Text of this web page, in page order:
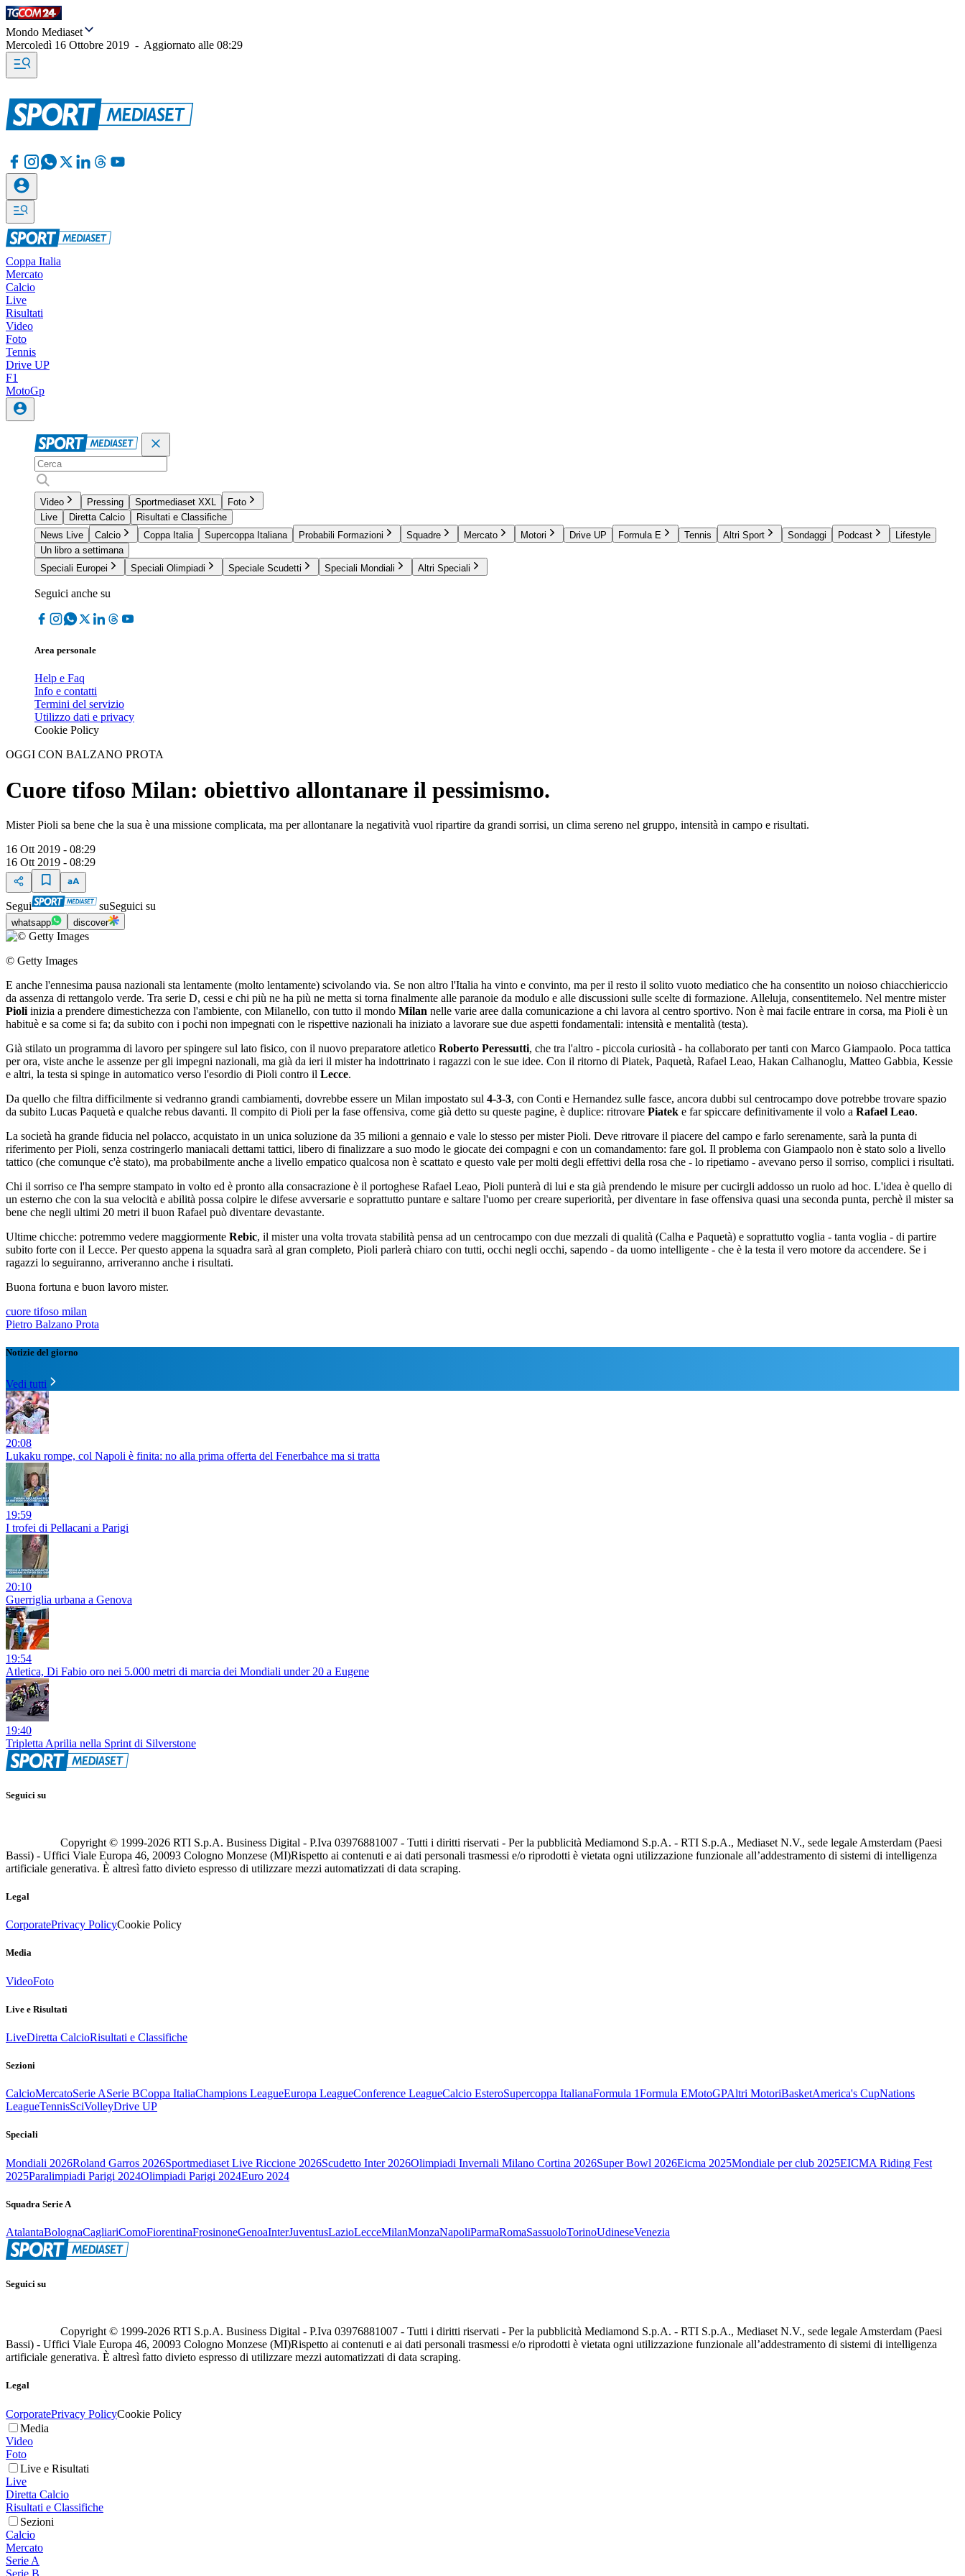
Mondo Mediaset
Mercoledì 16 Ottobre 2019 - Aggiornato alle 08:29
Coppa Italia
Mercato
Calcio
Live
Risultati
Video
Foto
Tennis
Drive UP
F1
MotoGp
Video Pressing Sportmediaset XXL
Foto
Live
Diretta Calcio
Risultati e Classifiche
News Live
Calcio Coppa Italia Supercoppa Italiana Probabili Formazioni Squadre Mercato Motori Drive UP Formula E Tennis Altri Sport Sondaggi Podcast
Lifestyle
Un libro a settimana
Speciali Europei
Speciali Olimpiadi Speciale Scudetti Speciali Mondiali Altri Speciali
Seguici anche su
Area personale
Help e Faq
Info e contatti
Termini del servizio
Utilizzo dati e privacy
Cookie Policy
OGGI CON BALZANO PROTA
Cuore tifoso Milan: obiettivo allontanare il pessimismo.
Mister Pioli sa bene che la sua è una missione complicata, ma per allontanare la negatività vuol ripartire da grandi sorrisi, un clima sereno nel gruppo, intensità in campo e risultati.
16 Ott 2019 - 08:29
16 Ott 2019 - 08:29
Segui suSeguici su
whatsapp discover
© Getty Images
E anche l'ennesima pausa nazionali sta lentamente (molto lentamente) scivolando via. Se non altro l'Italia ha vinto e convinto, ma per il resto il solito vuoto mediatico che ha consentito un noioso chiacchiericcio
da assenza di rettangolo verde. Tra serie D, cessi e chi più ne ha più ne metta si torna finalmente alle paranoie da modulo e alle discussioni sulle scelte di formazione. Alleluja, consentitemelo. Nel mentre mister
Pioli inizia a prendere dimestichezza con l'ambiente, con Milanello, con tutto il mondo Milan nelle varie aree dalla comunicazione a chi lavora al centro sportivo. Non è mai facile entrare in corsa, ma Pioli è un
habituè e sa come si fa; da subito con i pochi non impegnati con le rispettive nazionali ha iniziato a lavorare sue due aspetti fondamentali: intensità e mentalità (testa).
Già stilato un programma di lavoro per spingere sul lato fisico, con il nuovo preparatore atletico Roberto Peressutti, che tra l'altro - piccola curiosità - ha collaborato per tanti con Marco Giampaolo. Poca tattica
per ora, viste anche le assenze per gli impegni nazionali, ma già da ieri il mister ha indottrinato i ragazzi con le sue idee. Con il ritorno di Piatek, Paquetà, Rafael Leao, Hakan Calhanoglu, Matteo Gabbia, Kessie
e altri, la testa si spinge in automatico verso l'esordio di Pioli contro il Lecce.
Da quello che filtra difficilmente si vedranno grandi cambiamenti, dovrebbe essere un Milan impostato sul 4-3-3, con Conti e Hernandez sulle fasce, ancora dubbi sul centrocampo dove potrebbe trovare spazio
da subito Lucas Paquetà e qualche rebus davanti. Il compito di Pioli per la fase offensiva, come già detto su queste pagine, è duplice: ritrovare Piatek e far spiccare definitivamente il volo a Rafael Leao.
La società ha grande fiducia nel polacco, acquistato in un unica soluzione da 35 milioni a gennaio e vale lo stesso per mister Pioli. Deve ritrovare il piacere del campo e farlo serenamente, sarà la punta di
riferimento per Pioli, senza costringerlo maniacali dettami tattici, libero di finalizzare a suo modo le giocate dei compagni e con un comandamento: fare gol. Il problema con Giampaolo non è stato solo a livello
tattico (che comunque c'è stato), ma probabilmente anche a livello empatico qualcosa non è scattato e questo vale per molti degli effettivi della rosa che - lo ripetiamo - avevano perso il sorriso, complici i risultati.
Chi il sorriso ce l'ha sempre stampato in volto ed è pronto alla consacrazione è il portoghese Rafael Leao, Pioli punterà di lui e sta già prendendo le misure per cucirgli addosso un ruolo ad hoc. L'idea è quello di
un esterno che con la sua velocità e abilità possa colpire le difese avversarie e soprattutto puntare e saltare l'uomo per creare superiorità, per diventare in fase offensiva quasi una seconda punta, perchè il mister sa
bene che negli ultimi 20 metri il buon Rafael può diventare devastante.
Ultime chicche: potremmo vedere maggiormente Rebic, il mister una volta trovata stabilità pensa ad un centrocampo con due mezzali di qualità (Calha e Paquetà) e soprattutto voglia - tanta voglia - di partire
subito forte con il Lecce. Per questo appena la squadra sarà al gran completo, Pioli parlerà chiaro con tutti, occhi negli occhi, sapendo - da uomo intelligente - che è la testa il vero motore da accendere. Se i
ragazzi lo seguiranno, arriveranno anche i risultati.
Buona fortuna e buon lavoro mister.
cuore tifoso milan
Pietro Balzano Prota
Notizie del giorno
Vedi tutti
20:08
Lukaku rompe, col Napoli è finita: no alla prima offerta del Fenerbahce ma si tratta
19:59
I trofei di Pellacani a Parigi
20:10
Guerriglia urbana a Genova
19:54
Atletica, Di Fabio oro nei 5.000 metri di marcia dei Mondiali under 20 a Eugene
19:40
Tripletta Aprilia nella Sprint di Silverstone
Seguici su
Copyright © 1999-2026 RTI S.p.A. Business Digital - P.Iva 03976881007 - Tutti i diritti riservati - Per la pubblicità Mediamond S.p.A. - RTI S.p.A., Mediaset N.V., sede legale Amsterdam (Paesi
Bassi) - Uffici Viale Europa 46, 20093 Cologno Monzese (MI)Rispetto ai contenuti e ai dati personali trasmessi e/o riprodotti è vietata ogni utilizzazione funzionale all’addestramento di sistemi di intelligenza
artificiale generativa. È altresì fatto divieto espresso di utilizzare mezzi automatizzati di data scraping.
Legal
CorporatePrivacy PolicyCookie Policy
Media
VideoFoto
Live e Risultati
LiveDiretta CalcioRisultati e Classifiche
Sezioni
CalcioMercatoSerie ASerie BCoppa ItaliaChampions LeagueEuropa LeagueConference LeagueCalcio EsteroSupercoppa ItalianaFormula 1Formula EMotoGPAltri MotoriBasketAmerica's CupNations
LeagueTennisSciVolleyDrive UP
Speciali
Mondiali 2026Roland Garros 2026Sportmediaset Live Riccione 2026Scudetto Inter 2026Olimpiadi Invernali Milano Cortina 2026Super Bowl 2026Eicma 2025Mondiale per club 2025EICMA Riding Fest
2025Paralimpiadi Parigi 2024Olimpiadi Parigi 2024Euro 2024
Squadra Serie A
AtalantaBolognaCagliariComoFiorentinaFrosinoneGenoaInterJuventusLazioLecceMilanMonzaNapoliParmaRomaSassuoloTorinoUdineseVenezia
Seguici su
Copyright © 1999-2026 RTI S.p.A. Business Digital - P.Iva 03976881007 - Tutti i diritti riservati - Per la pubblicità Mediamond S.p.A. - RTI S.p.A., Mediaset N.V., sede legale Amsterdam (Paesi
Bassi) - Uffici Viale Europa 46, 20093 Cologno Monzese (MI)Rispetto ai contenuti e ai dati personali trasmessi e/o riprodotti è vietata ogni utilizzazione funzionale all’addestramento di sistemi di intelligenza
artificiale generativa. È altresì fatto divieto espresso di utilizzare mezzi automatizzati di data scraping.
Legal
CorporatePrivacy PolicyCookie Policy
Media
Video
Foto
Live e Risultati
Live
Diretta Calcio
Risultati e Classifiche
Sezioni
Calcio
Mercato
Serie A
Serie B